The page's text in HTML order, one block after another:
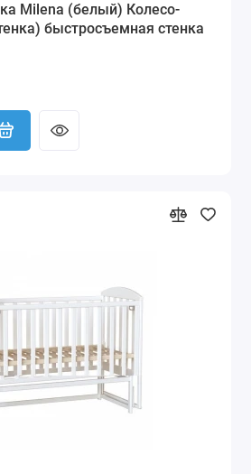
Milena (белый) Колесо-
быстросъемная стенка